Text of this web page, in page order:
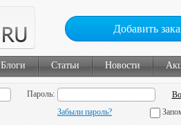
Добавить
Блоги Статьи Новости
Пароль:
Забыли пароль?